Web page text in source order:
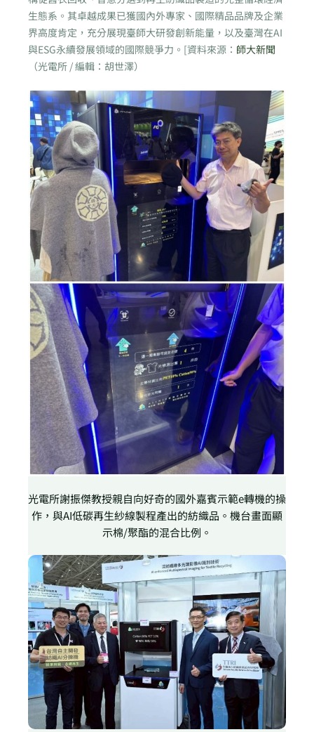
生態系。其卓越成果已獲國內外專家、國際精品品牌及企業
界高度肯定，充分展現臺師大研發創新能量，以及臺灣在AI
與ESG永續發展領域的國際競爭力。[資料來源： 師大新聞
（光電所 / 編輯：胡世澤）
光電所謝振傑教授親自向好奇的國外嘉賓示範e轉機的操
作，與AI低碳再生紗線製程產出的紡織品。機台畫面顯
示棉/聚酯的混合比例。